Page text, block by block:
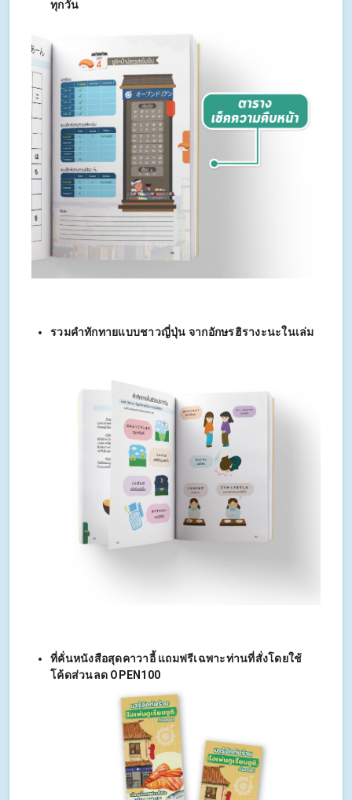
ทุกวัน
รวมคำทักทายแบบชาวญี่ปุ่น จากอักษรฮิรางะนะในเล่ม
ที่คั่นหนังสือสุดคาวาอี้ แถมฟรีเฉพาะท่านที่สั่งโดยใช้
โค้ดส่วนลด OPEN100